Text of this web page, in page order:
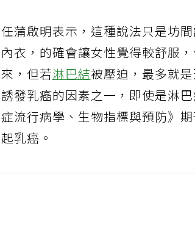
蒲啟明表示，這種說法只是坊
衣，的確會讓女性覺得較舒服
，但若淋巴結被壓迫，最多就
發乳癌的因素之一，即使是淋
流行病學、生物指標與預防》
乳癌。